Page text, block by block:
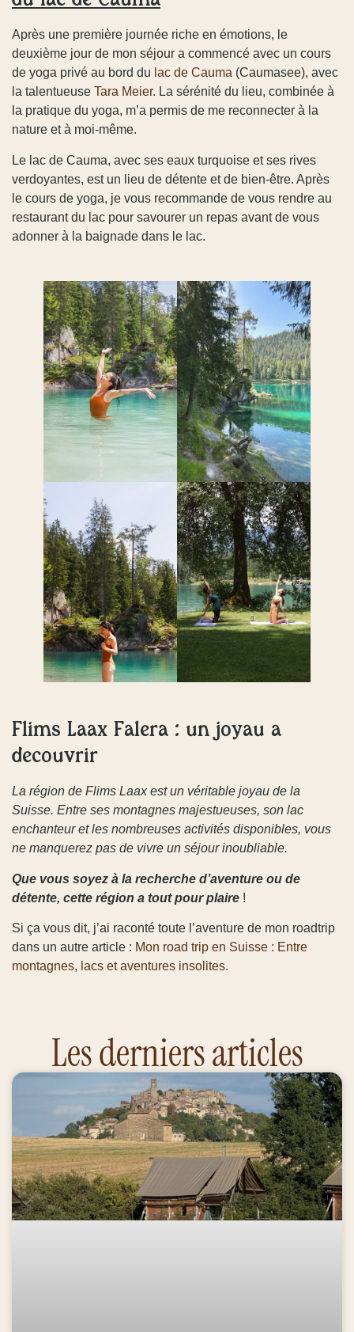
Après une première journée riche en émotions, le
deuxième jour de mon séjour a commencé avec un cours
de yoga privé au bord du lac de Cauma (Caumasee), avec
la talentueuse Tara Meier. La sérénité du lieu, combinée à
la pratique du yoga, m’a permis de me reconnecter à la
nature et à moi-même.
Le lac de Cauma, avec ses eaux turquoise et ses rives
verdoyantes, est un lieu de détente et de bien-être. Après
le cours de yoga, je vous recommande de vous rendre au
restaurant du lac pour savourer un repas avant de vous
adonner à la baignade dans le lac.
Flims Laax Falera : un joyau à
découvrir
La région de Flims Laax est un véritable joyau de la
Suisse. Entre ses montagnes majestueuses, son lac
enchanteur et les nombreuses activités disponibles, vous
ne manquerez pas de vivre un séjour inoubliable.
Que vous soyez à la recherche d’aventure ou de
détente, cette région a tout pour plaire !
Si ça vous dit, j’ai raconté toute l’aventure de mon roadtrip
dans un autre article : Mon road trip en Suisse : Entre
montagnes, lacs et aventures insolites.
Les derniers articles